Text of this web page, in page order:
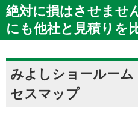
絶対に損はさせませ
にも他社と見積りを
みよしショールーム
セスマップ